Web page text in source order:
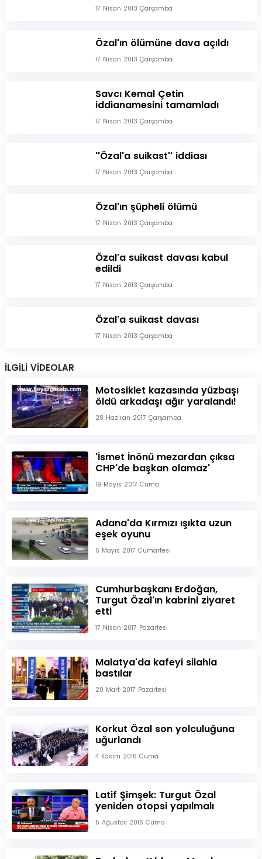
17 Nisan 2013 Çarşamba
Özal'ın ölümüne dava açıldı
17 Nisan 2013 Çarşamba
Savcı Kemal Çetin
iddianamesini tamamladı
17 Nisan 2013 Çarşamba
''Özal'a suikast'' iddiası
17 Nisan 2013 Çarşamba
Özal'ın şüpheli ölümü
17 Nisan 2013 Çarşamba
Özal'a suikast davası kabul
edildi
17 Nisan 2013 Çarşamba
Özal'a suikast davası
17 Nisan 2013 Çarşamba
İLGİLİ VİDEOLAR
Motosiklet kazasında yüzbaşı
öldü arkadaşı ağır yaralandı!
28 Haziran 2017 Çarşamba
'İsmet İnönü mezardan çıksa
CHP'de başkan olamaz'
19 Mayıs 2017 Cuma
Adana'da Kırmızı ışıkta uzun
eşek oyunu
6 Mayıs 2017 Cumartesi
Cumhurbaşkanı Erdoğan,
Turgut Özal'ın kabrini ziyaret
etti
17 Nisan 2017 Pazartesi
Malatya'da kafeyi silahla
bastılar
20 Mart 2017 Pazartesi
Korkut Özal son yolculuğuna
uğurlandı
4 Kasım 2016 Cuma
Latif Şimşek: Turgut Özal
yeniden otopsi yapılmalı
5 Ağustos 2016 Cuma